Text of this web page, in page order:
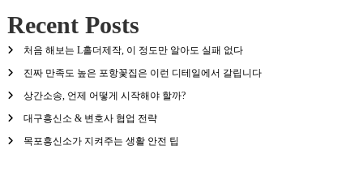
Recent Posts
처음 해보는 L홀더제작, 이 정도만 알아도 실패 없다
진짜 만족도 높은 포항꽃집은 이런 디테일에서 갈립니다
상간소송, 언제 어떻게 시작해야 할까?
대구흥신소 & 변호사 협업 전략
목포흥신소가 지켜주는 생활 안전 팁